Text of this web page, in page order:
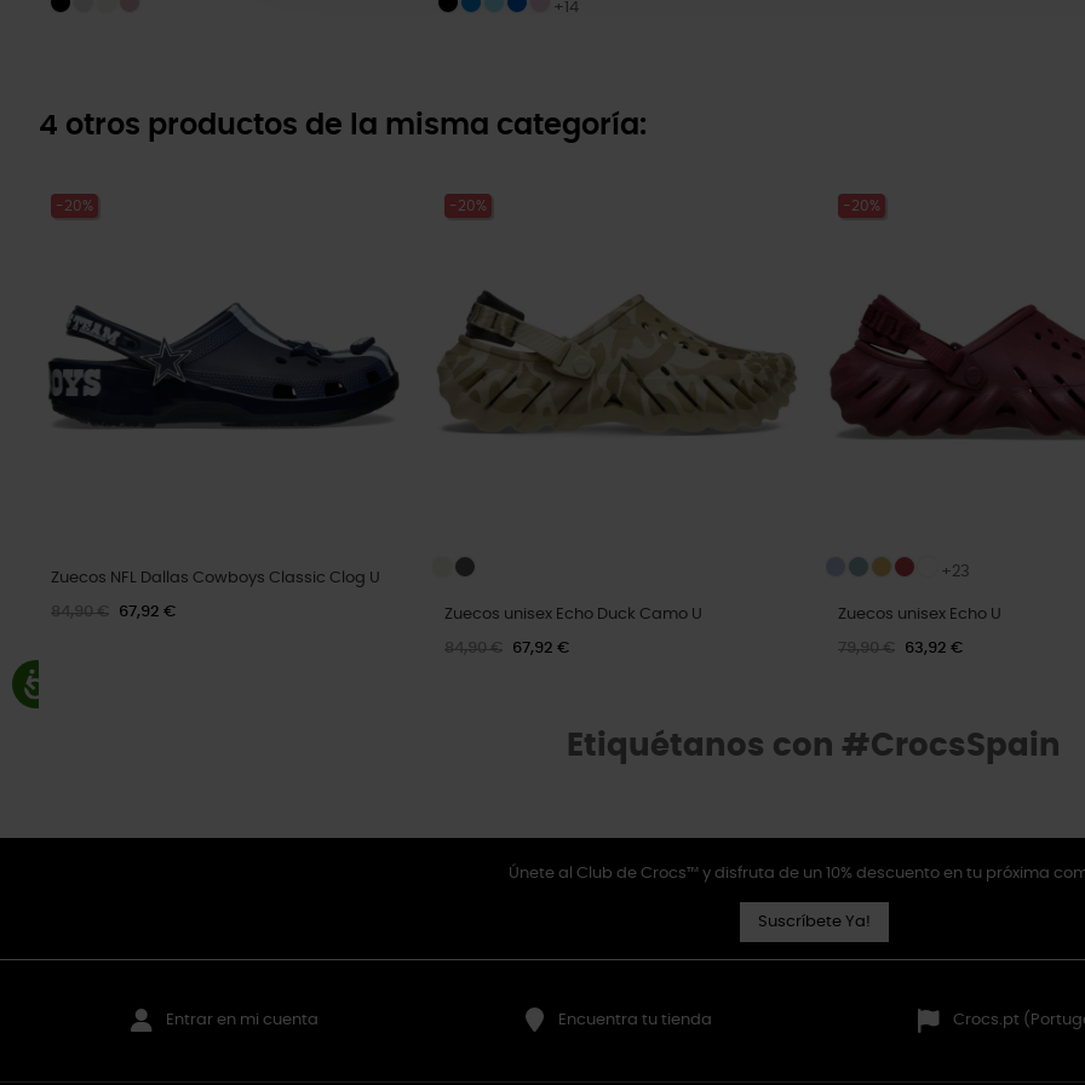
+14
4 otros productos de la misma categoría:
-20%
Zuecos NFL Dallas Cowboys Classic Clog U
84,90 € 67,92 €
-20%
Zuecos unisex Echo Duck Camo U
84,90 € 67,92 €
-20%
+23
Zuecos unisex Echo U
79,90 € 63,92 €
Etiquétanos con #CrocsSpain
Únete al Club de Crocs™ y disfruta de un 10% descuento en tu próxima
Suscríbete Ya!
Entrar en mi cuenta Encuentra tu tienda Crocs.pt